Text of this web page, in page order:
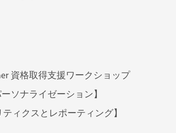
資格取得支援ワークショップ
ソナライゼーション】
ィクスとレポーティング】